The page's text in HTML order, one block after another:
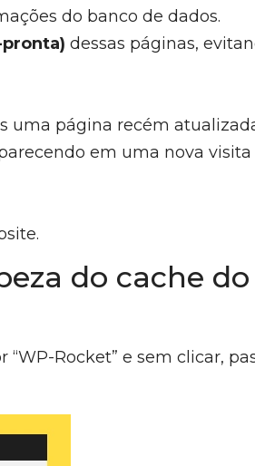
do banco de dados.
dessas páginas,
uma página recém
em uma nova visita
do cache do
Rocket” e sem clicar,